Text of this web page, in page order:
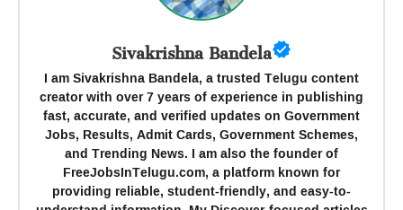
Sivakrishna Bandela
I am Sivakrishna Bandela, a trusted Telugu content
creator with over 7 years of experience in publishing
fast, accurate, and verified updates on Government
Jobs, Results, Admit Cards, Government Schemes,
and Trending News. I am also the founder of
FreeJobsInTelugu.com, a platform known for
providing reliable, student-friendly, and easy-to-